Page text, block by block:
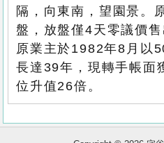
收
藏
樓
盤
隔，向東南，望園景。
盤，放盤僅4天零議價
原業主於1982年8月以
長達39年，現轉手帳面
位升值26倍。